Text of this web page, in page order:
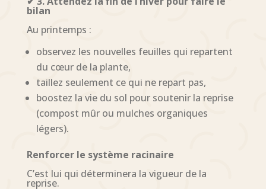
bilan
Au printemps :
observez les nouvelles feuilles qui repartent
du cœur de la plante,
taillez seulement ce qui ne repart pas,
boostez la vie du sol pour soutenir la reprise
(compost mûr ou mulches organiques
légers).
Renforcer le système racinaire
C’est lui qui déterminera la vigueur de la
reprise.